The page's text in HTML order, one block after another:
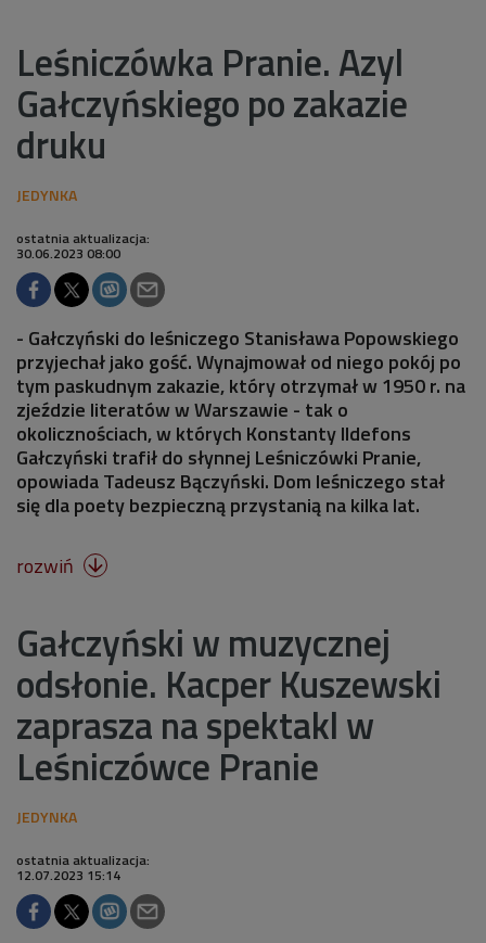
Leśniczówka Pranie. Azyl
Gałczyńskiego po zakazie
druku
ostatnia aktualizacja:
30.06.2023 08:00
- Gałczyński do leśniczego Stanisława Popowskiego
przyjechał jako gość. Wynajmował od niego pokój po
tym paskudnym zakazie, który otrzymał w 1950 r. na
zjeździe literatów w Warszawie - tak o
okolicznościach, w których Konstanty Ildefons
Gałczyński trafił do słynnej Leśniczówki Pranie,
opowiada Tadeusz Bączyński. Dom leśniczego stał
się dla poety bezpieczną przystanią na kilka lat.
rozwiń 
Gałczyński w muzycznej
odsłonie. Kacper Kuszewski
zaprasza na spektakl w
Leśniczówce Pranie
ostatnia aktualizacja:
12.07.2023 15:14